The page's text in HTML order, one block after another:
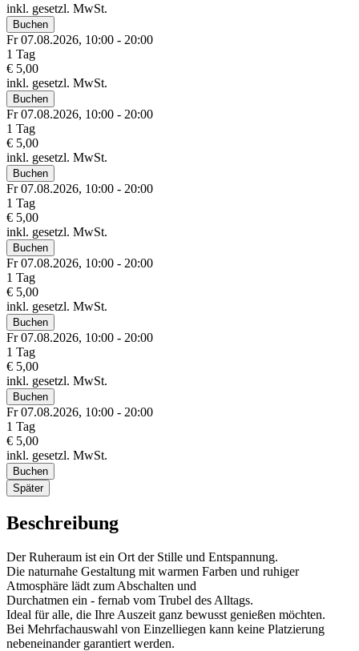
inkl. gesetzl. MwSt.
Buchen
Fr 07.08.2026, 10:00 - 20:00
1 Tag
€ 5,00
inkl. gesetzl. MwSt.
Buchen
Fr 07.08.2026, 10:00 - 20:00
1 Tag
€ 5,00
inkl. gesetzl. MwSt.
Buchen
Fr 07.08.2026, 10:00 - 20:00
1 Tag
€ 5,00
inkl. gesetzl. MwSt.
Buchen
Fr 07.08.2026, 10:00 - 20:00
1 Tag
€ 5,00
inkl. gesetzl. MwSt.
Buchen
Fr 07.08.2026, 10:00 - 20:00
1 Tag
€ 5,00
inkl. gesetzl. MwSt.
Buchen
Fr 07.08.2026, 10:00 - 20:00
1 Tag
€ 5,00
inkl. gesetzl. MwSt.
Buchen
Später
Beschreibung
Der Ruheraum ist ein Ort der Stille und Entspannung.
Die naturnahe Gestaltung mit warmen Farben und ruhiger
Atmosphäre lädt zum Abschalten und
Durchatmen ein - fernab vom Trubel des Alltags.
Ideal für alle, die Ihre Auszeit ganz bewusst genießen möchten.
Bei Mehrfachauswahl von Einzelliegen kann keine Platzierung
nebeneinander garantiert werden.